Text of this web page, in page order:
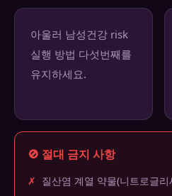
아울러 남성건강 risk
실행 방법 다섯번째를
유지하세요.
🚫 절대 금지 사항
✗ 질산염 계열 약물(니트로글